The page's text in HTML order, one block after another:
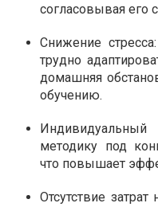
согласовывая его
Снижение стресса:
трудно
домашняя
обучению.
Индивидуальный
методику под
что повышает
Отсутствие затрат